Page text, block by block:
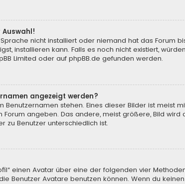
nicht installiert oder niemand hat das Forum
installieren kann. Falls es noch nicht existiert,
Limited oder auf phpBB.de gefunden werden.
angezeigt werden?
stehen. Eines dieser Bilder ist meist
angeben. Das andere, meist größere, Bild wird
zu Benutzer unterschiedlich ist.
einen Avatar über eine der folgenden vier
Benutzer Avatare benutzen können. Wenn du